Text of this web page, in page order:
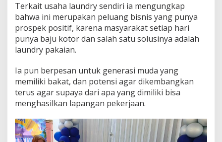
Terkait usaha laundry sendiri ia mengungkap
bahwa ini merupakan peluang bisnis yang punya
prospek positif, karena masyarakat setiap hari
punya baju kotor dan salah satu solusinya adalah
laundry pakaian.
‎Ia pun berpesan untuk generasi muda yang
memiliki bakat, dan potensi agar dikembangkan
terus agar supaya dari apa yang dimiliki bisa
menghasilkan lapangan pekerjaan.